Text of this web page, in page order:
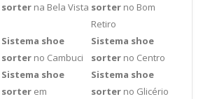
sorterna Bela Vista sorterno Bom
Retiro
Sistema shoe
sorterno Cambuci
Sistema shoe
sorterno Centro
Sistema shoe
sorterem
Sistema shoe
sorterno Glicério